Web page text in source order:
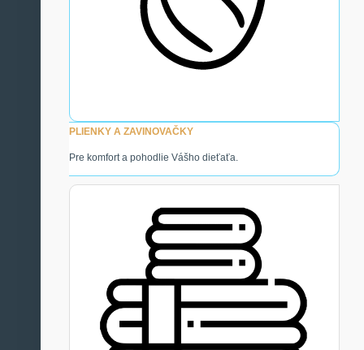
PLIENKY A ZAVINOVAČKY
Pre komfort a pohodlie Vášho dieťaťa.